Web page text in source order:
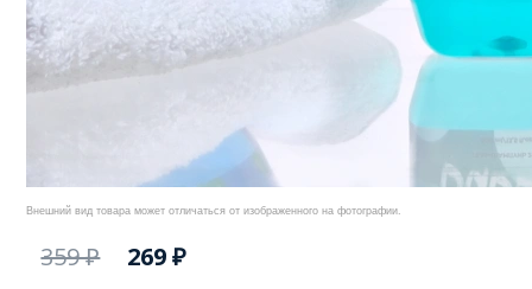
Внешний вид товара может отличаться от изображенного на фотографии.
359 ₽ 269 ₽